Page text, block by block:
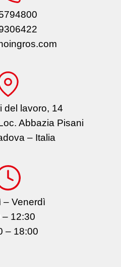
del lavoro, 14
Abbazia Pisani
– Italia
– Venerdì
– 12:30
– 18:00